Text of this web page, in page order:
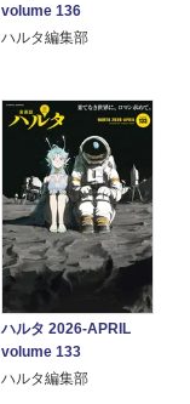
volume 136
ハルタ編集部
ハルタ 2026-APRIL
volume 133
ハルタ編集部